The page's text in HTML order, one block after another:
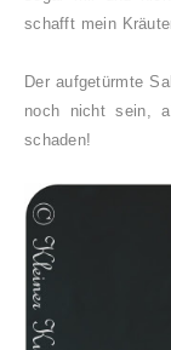
schafft mein
Der aufgetürmte
noch nicht sein,
schaden!